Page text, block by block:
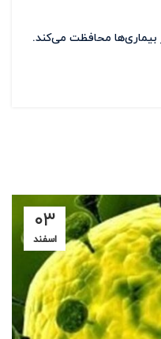
بیماری‌ها محافظت می‌کند.
۰۳
اسفند